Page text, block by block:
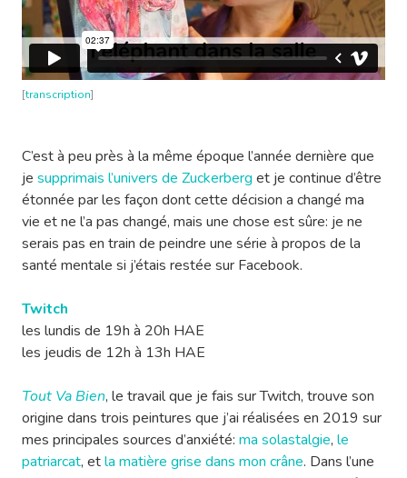
[transcription]
C’est à peu près à la même époque l’année dernière que
je supprimais l’univers de Zuckerberg et je continue d’être
étonnée par les façon dont cette décision a changé ma
vie et ne l’a pas changé, mais une chose est sûre: je ne
serais pas en train de peindre une série à propos de la
santé mentale si j’étais restée sur Facebook.
Twitch
les lundis de 19h à 20h HAE
les jeudis de 12h à 13h HAE
Tout Va Bien, le travail que je fais sur Twitch, trouve son
origine dans trois peintures que j’ai réalisées en 2019 sur
mes principales sources d’anxiété: ma solastalgie, le
patriarcat, etla matière grise dans mon crâne. Dans l’une